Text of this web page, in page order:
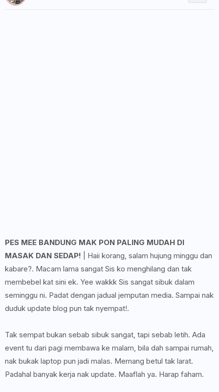
PES MEE BANDUNG MAK PON PALING MUDAH DI
MASAK DAN SEDAP!
| Haii korang, salam hujung minggu dan
kabare?. Macam lama sangat Sis ko menghilang dan tak
membebel kat sini ek. Yee wakkk Sis sangat sibuk dalam
seminggu ni. Padat dengan jadual jemputan media. Sampai nak
duduk update blog pun tak nyempat!.
Tak sempat bukan sebab sibuk sangat, tapi sebab letih. Ada
event tu dari pagi membawa ke malam, bila dah sampai rumah,
nak bukak laptop pun jadi malas. Memang betul tak larat.
Padahal banyak kerja nak update. Maaflah ya. Harap faham.